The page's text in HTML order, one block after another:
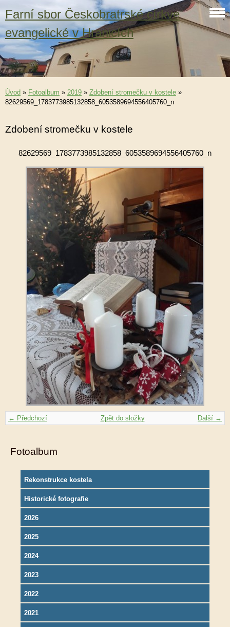
Farní sbor Českobratrské církve
evangelické v Hranicích
Úvod » Fotoalbum » 2019 » Zdobení stromečku v kostele »
82629569_1783773985132858_6053589694556405760_n
Zdobení stromečku v kostele
82629569_1783773985132858_6053589694556405760_n
← Předchozí Další →
Zpět do složky
Fotoalbum
Rekonstrukce kostela
Historické fotografie
2026
2025
2024
2023
2022
2021